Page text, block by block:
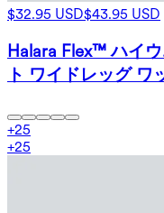
$32.95 USD$43.95 USD
Halara Flex™ ハイ
ト ワイドレッグ ワ
+25
+25